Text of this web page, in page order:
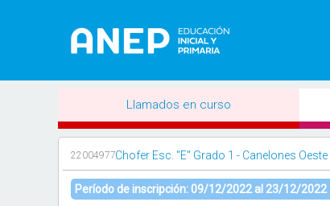
Llamados en curso
22004977Chofer Esc. "E" Grado 1 - Canelones Oeste
Período de inscripción: 09/12/2022 al 23/12/2022